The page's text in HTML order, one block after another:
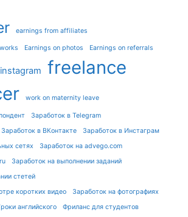
earnings from affiliates
Earnings on photos Earnings on referrals
freelance
work on maternity leave
Заработок в Telegram
Заработок в ВКонтакте
Заработок в Инстаграм
сетях
Заработок на advego.com
Заработок на выполнении заданий
стетей
коротких видео
Заработок на фотографиях
английского
Фриланс для студентов